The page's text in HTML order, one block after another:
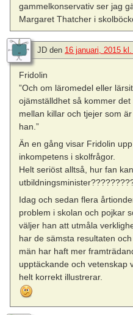
gammelkonservativ ser jag
Margaret Thatcher i
JD den 16 januari, 2015 kl.
Fridolin
”Och om läromedel eller
ojämställdhet så kommer
mellan killar och tjejer som
han.”
Än en gång visar Fridolin
inkompetens i skolfrågor.
Helt seriöst alltså, hur fan
Idag och sedan flera
problem i skolan och pojkar
väljer han att utmåla
har de sämsta resultaten
män har haft mer
upptäckande och vetenskap
helt korrekt illustrerar.